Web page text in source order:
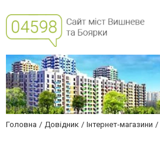
Головна Довідник Інтернет-магазини